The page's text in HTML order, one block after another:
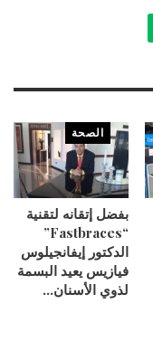
الصحة
بفضل إتقانه لتقنية
“Fastbraces”
الدكتور إيفانجيلوس
فيازيس يعيد البسمة
لذوي الأسنان…